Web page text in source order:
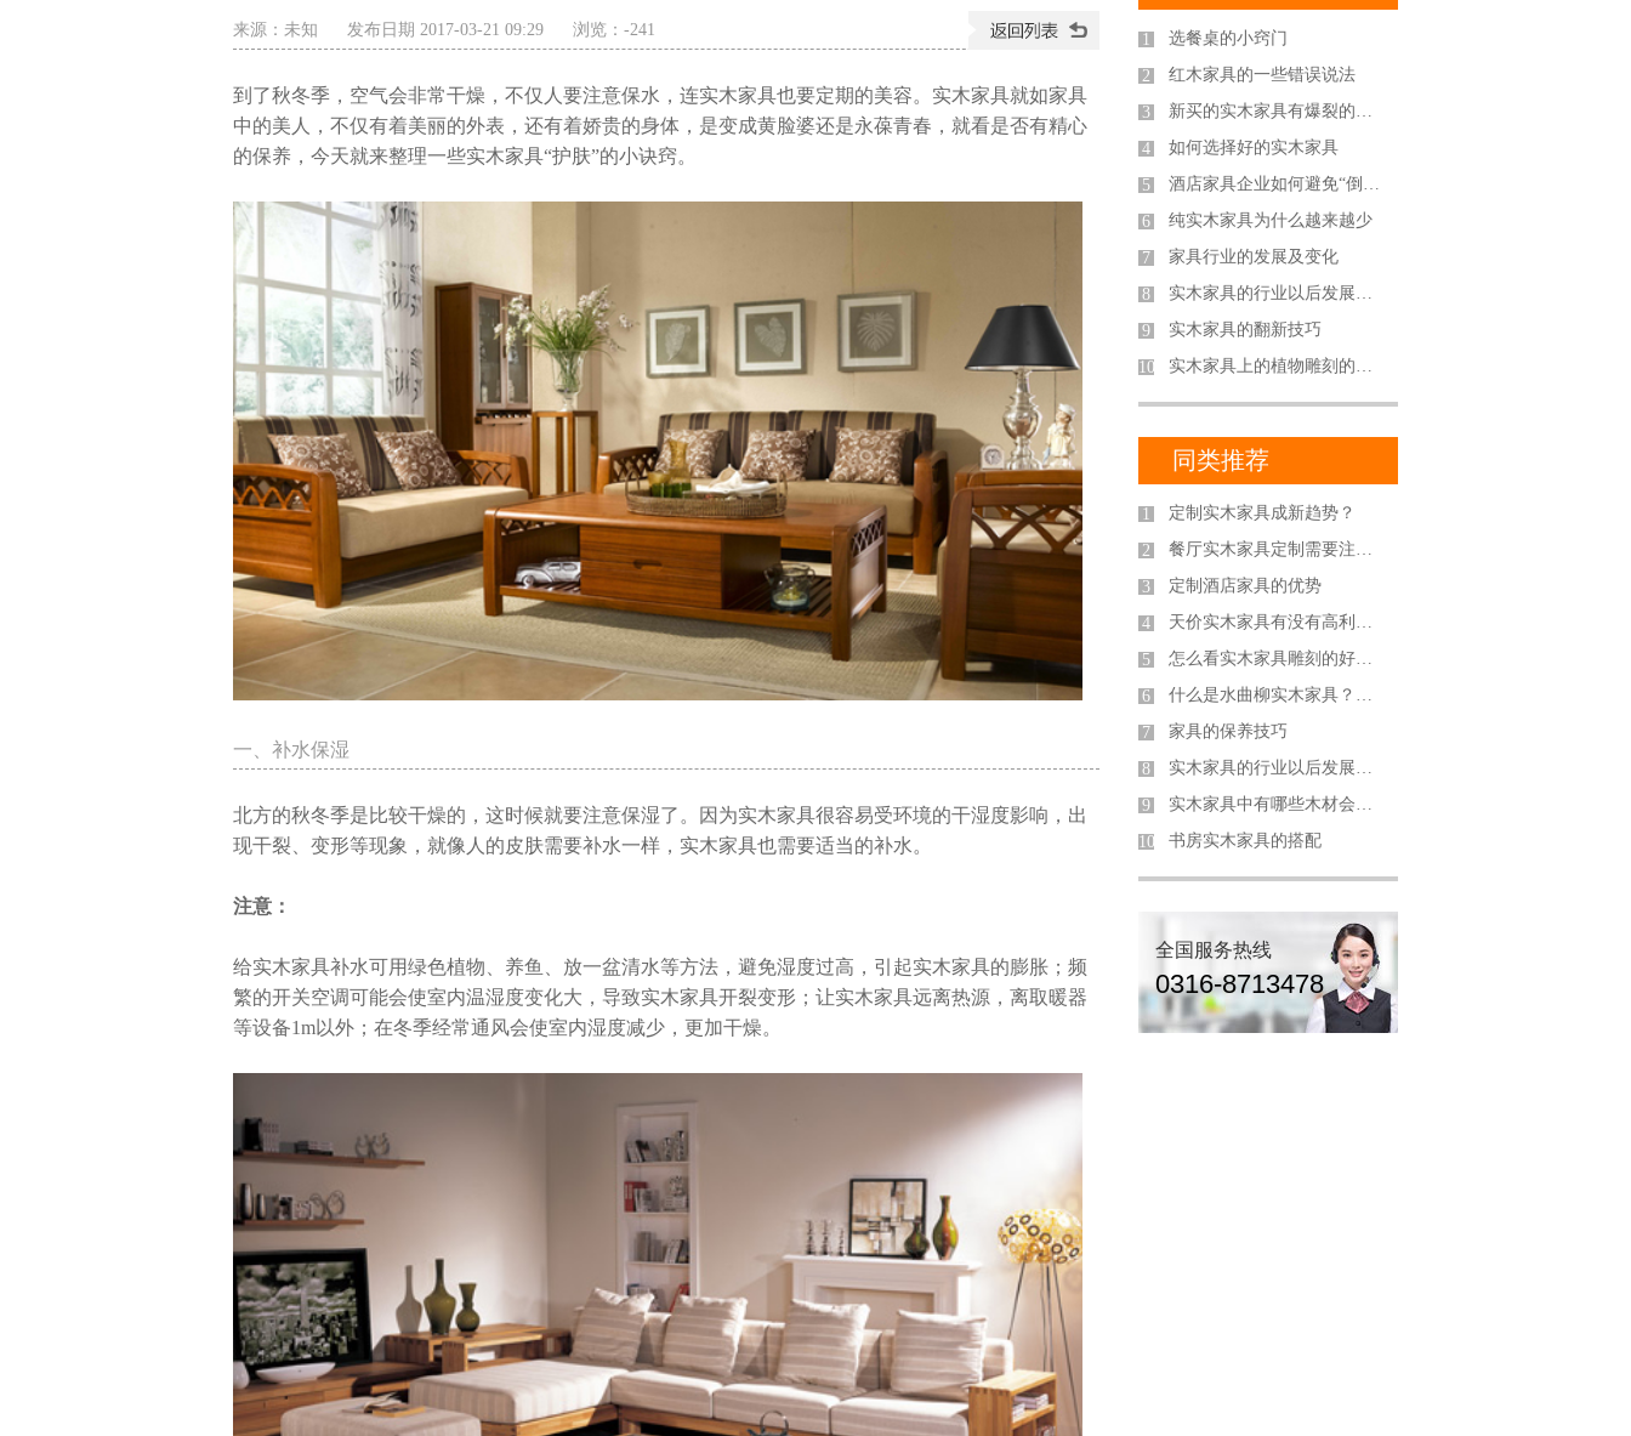
来源： 未知 发布日期 2017-03-21 09:29 浏览： -241
到了秋冬季，空气会非常干燥，不仅人要注意保水，连实木家具也要定期的美容。实木家具就如家具
中的美人，不仅有着美丽的外表，还有着娇贵的身体，是变成黄脸婆还是永葆青春，就看是否有精心
的保养，今天就来整理一些实木家具“护肤”的小诀窍。
一、补水保湿
北方的秋冬季是比较干燥的，这时候就要注意保湿了。因为实木家具很容易受环境的干湿度影响，出
现干裂、变形等现象，就像人的皮肤需要补水一样，实木家具也需要适当的补水。
注意：
给实木家具补水可用绿色植物、养鱼、放一盆清水等方法，避免湿度过高，引起实木家具的膨胀；频
繁的开关空调可能会使室内温湿度变化大，导致实木家具开裂变形；让实木家具远离热源，离取暖器
等设备1m以外；在冬季经常通风会使室内湿度减少，更加干燥。
1 选餐桌的小窍门
2 红木家具的一些错误说法
3 新买的实木家具有爆裂的声音是正常现象吗？
4 如何选择好的实木家具
5 酒店家具企业如何避免“倒闭潮”
6 纯实木家具为什么越来越少
7 家具行业的发展及变化
8 实木家具的行业以后发展会是如何呢？
9 实木家具的翻新技巧
10 实木家具上的植物雕刻的寓意
同类推荐
1 定制实木家具成新趋势？
2 餐厅实木家具定制需要注意哪些？
3 定制酒店家具的优势
4 天价实木家具有没有高利润？
5 怎么看实木家具雕刻的好坏？
6 什么是水曲柳实木家具？购买此类家具有什么好
7 家具的保养技巧
8 实木家具的行业以后发展会是如何呢？
9 实木家具中有哪些木材会散发的香气？
10 书房实木家具的搭配
全国服务热线
0316-8713478